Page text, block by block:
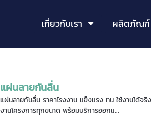
เกี่ยวกับเรา ผลิตภัณฑ์
แผ่นลายกันลื่น
แผ่นลายกันลื่น ราคาโรงงาน แข็งแรง ทน ใช้งานได้
งานโครงการทุกขนาด พร้อมบริการออกแ...